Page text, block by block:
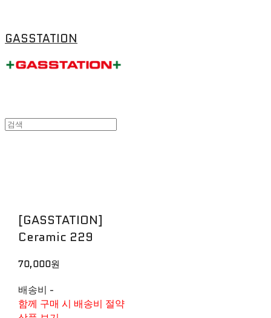
GASSTATION
[GASSTATION]
Ceramic 229
70,000원
배송비 -
함께 구매 시 배송비 절약